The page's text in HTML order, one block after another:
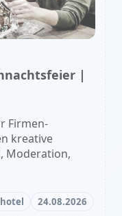
|
Firmen-
kreative
Moderation,
24.08.2026